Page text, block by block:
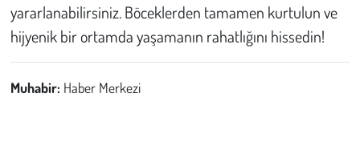
yararlanabilirsiniz. Böceklerden tamamen kurtulun ve
hijyenik bir ortamda yaşamanın rahatlığını hissedin!
Muhabir: Haber Merkezi